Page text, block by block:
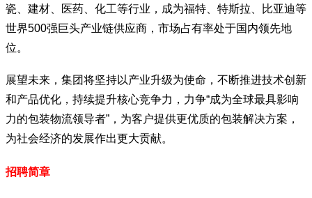
瓷、建材、医药、化工等行业，成为福特、特斯拉、比亚迪等
世界500强巨头产业链供应商，市场占有率处于国内领先地
位。
展望未来，集团将坚持以产业升级为使命，不断推进技术创新
和产品优化，持续提升核心竞争力，力争“成为全球最具影响
力的包装物流领导者”，为客户提供更优质的包装解决方案，
为社会经济的发展作出更大贡献。
招聘简章